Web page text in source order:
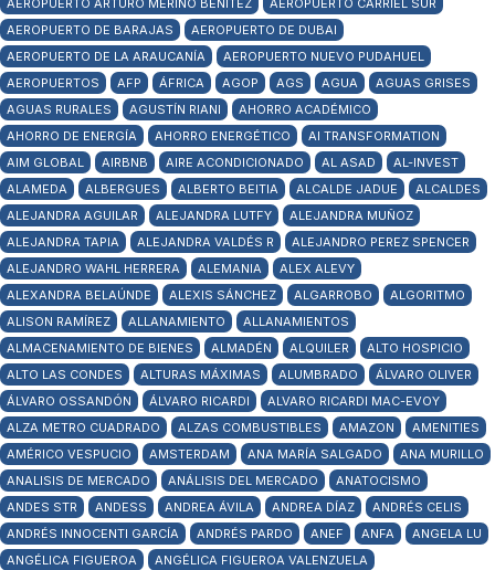
AEROPUERTO ARTURO MERINO BENÍTEZ
AEROPUERTO CARRIEL SUR
AEROPUERTO DE BARAJAS
AEROPUERTO DE DUBAI
AEROPUERTO DE LA ARAUCANÍA
AEROPUERTO NUEVO PUDAHUEL
AEROPUERTOS
AFP ÁFRICA AGOP AGS AGUA
AGUAS GRISES
AGUAS RURALES
AGUSTÍN RIANI
AHORRO ACADÉMICO
AHORRO DE ENERGÍA
AHORRO ENERGÉTICO
AI TRANSFORMATION
AIM GLOBAL
AIRBNB AIRE ACONDICIONADO AL ASAD
AL-INVEST
ALAMEDA
ALBERGUES ALBERTO BEITIA ALCALDE JADUE
ALCALDES
ALEJANDRA AGUILAR
ALEJANDRA LUTFY
ALEJANDRA MUÑOZ
ALEJANDRA TAPIA
ALEJANDRA VALDÉS R
ALEJANDRO PEREZ SPENCER
ALEJANDRO WAHL HERRERA
ALEMANIA
ALEX ALEVY
ALEXANDRA BELAÚNDE
ALEXIS SÁNCHEZ ALGARROBO
ALGORITMO
ALISON RAMÍREZ
ALLANAMIENTO
ALLANAMIENTOS
ALMACENAMIENTO DE BIENES
ALMADÉN ALQUILER
ALTO HOSPICIO
ALTO LAS CONDES
ALTURAS MÁXIMAS ALUMBRADO
ÁLVARO OLIVER
ÁLVARO OSSANDÓN
ÁLVARO RICARDI
ALVARO RICARDI MAC-EVOY
ALZA METRO CUADRADO
ALZAS COMBUSTIBLES AMAZON
AMENITIES
AMÉRICO VESPUCIO
AMSTERDAM ANA MARÍA SALGADO
ANA MURILLO
ANALISIS DE MERCADO
ANÁLISIS DEL MERCADO
ANATOCISMO
ANDES STR
ANDESS ANDREA ÁVILA ANDREA DÍAZ
ANDRÉS CELIS
ANDRÉS INNOCENTI GARCÍA
ANDRÉS PARDO ANEF ANFA
ANGELA LU
ANGÉLICA FIGUEROA
ANGÉLICA FIGUEROA VALENZUELA